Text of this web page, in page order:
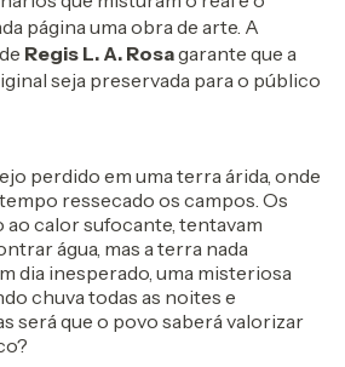
página uma obra de arte. A
Regis L. A. Rosagarante que a
seja preservada para o público
perdido em uma terra árida, onde
ressecado os campos. Os
ao calor sufocante, tentavam
água, mas a terra nada
dia inesperado, uma misteriosa
chuva todas as noites e
será que o povo saberá valorizar